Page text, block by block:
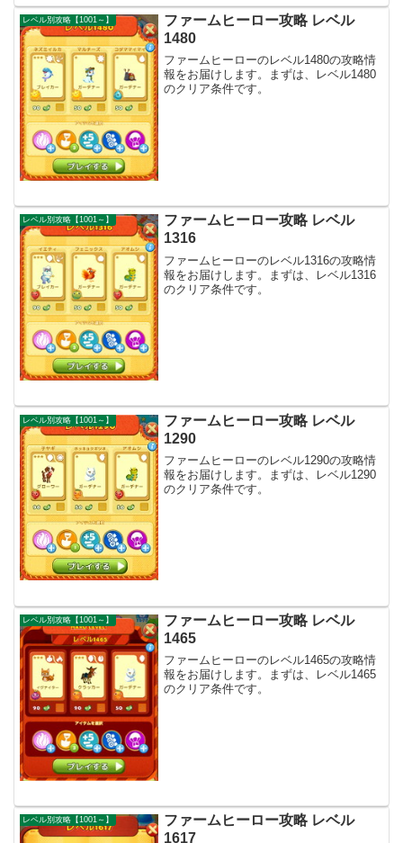
レベル別攻略【1001～】
ファームヒーロー攻略 レベル
1480
ファームヒーローのレベル1480の攻略情
報をお届けします。まずは、レベル1480
のクリア条件です。
レベル別攻略【1001～】
ファームヒーロー攻略 レベル
1316
ファームヒーローのレベル1316の攻略情
報をお届けします。まずは、レベル1316
のクリア条件です。
レベル別攻略【1001～】
ファームヒーロー攻略 レベル
1290
ファームヒーローのレベル1290の攻略情
報をお届けします。まずは、レベル1290
のクリア条件です。
レベル別攻略【1001～】
ファームヒーロー攻略 レベル
1465
ファームヒーローのレベル1465の攻略情
報をお届けします。まずは、レベル1465
のクリア条件です。
レベル別攻略【1001～】
ファームヒーロー攻略 レベル
1617